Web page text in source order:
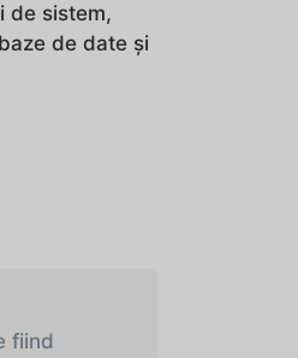
de sistem,
de date şi
fiind